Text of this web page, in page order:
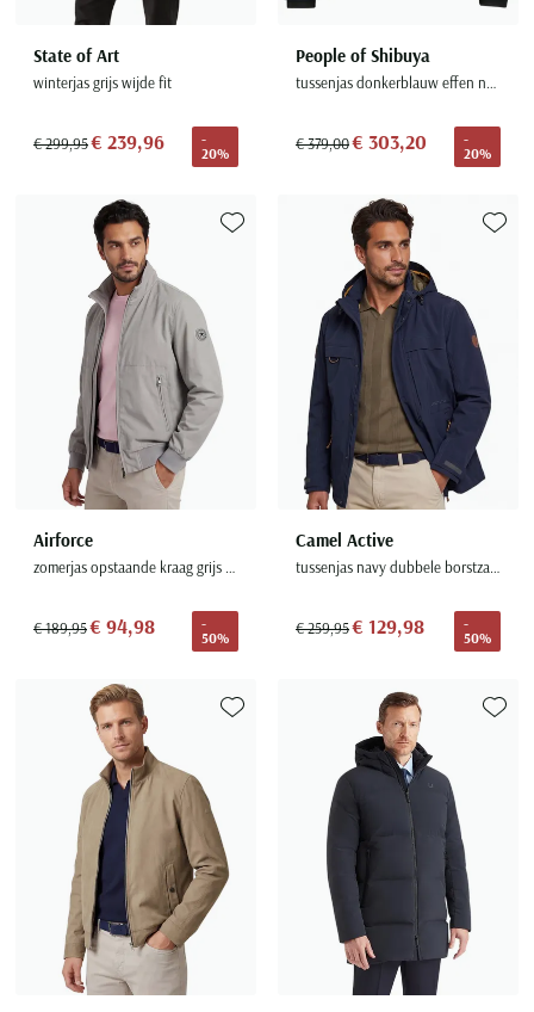
State of Art
winterjas grijs wijde fit
€ 299,95€ 239,96
-
20%
People of Shibuya
tussenjas donkerblauw effen normale fit
€ 379,00€ 303,20
-
20%
Airforce
zomerjas opstaande kraag grijs normale fit ritszakken
€ 189,95€ 94,98
-
50%
Toevoegen aan favorieten
Camel Active
tussenjas navy dubbele borstzak wijde fit
€ 259,95€ 129,98
-
50%
Toevoegen aan favorieten